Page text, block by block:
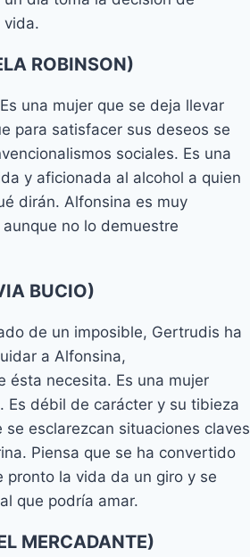
vida.
ROBINSON)
una mujer que se deja llevar
para satisfacer sus deseos se
sociales. Es una
y aficionada al alcohol a quien
dirán. Alfonsina es muy
no lo demuestre
BUCIO)
de un imposible, Gertrudis ha
a Alfonsina,
ésta necesita. Es una mujer
Es débil de carácter y su tibieza
se esclarezcan situaciones claves
Piensa que se ha convertido
pronto la vida da un giro y se
que podría amar.
MERCADANTE)